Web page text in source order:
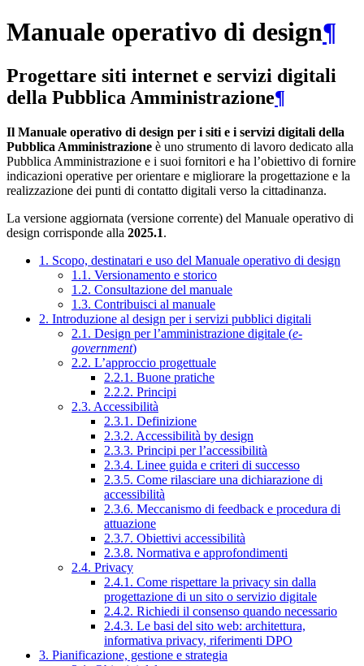
Manuale operativo di design¶
Progettare siti internet e servizi digitali
della Pubblica Amministrazione¶
Il Manuale operativo di design per i siti e i servizi digitali della
Pubblica Amministrazione è uno strumento di lavoro dedicato alla
Pubblica Amministrazione e i suoi fornitori e ha l’obiettivo di fornire
indicazioni operative per orientare e migliorare la progettazione e la
realizzazione dei punti di contatto digitali verso la cittadinanza.
La versione aggiornata (versione corrente) del Manuale operativo di
design corrisponde alla 2025.1.
1. Scopo, destinatari e uso del Manuale operativo di design
1.1. Versionamento e storico
1.2. Consultazione del manuale
1.3. Contribuisci al manuale
2. Introduzione al design per i servizi pubblici digitali
2.1. Design per l’amministrazione digitale (e-
government)
2.2. L’approccio progettuale
2.2.1. Buone pratiche
2.2.2. Principi
2.3. Accessibilità
2.3.1. Definizione
2.3.2. Accessibilità by design
2.3.3. Principi per l’accessibilità
2.3.4. Linee guida e criteri di successo
2.3.5. Come rilasciare una dichiarazione di
accessibilità
2.3.6. Meccanismo di feedback e procedura di
attuazione
2.3.7. Obiettivi accessibilità
2.3.8. Normativa e approfondimenti
2.4. Privacy
2.4.1. Come rispettare la privacy sin dalla
progettazione di un sito o servizio digitale
2.4.2. Richiedi il consenso quando necessario
2.4.3. Le basi del sito web: architettura,
informativa privacy, riferimenti DPO
3. Pianificazione, gestione e strategia